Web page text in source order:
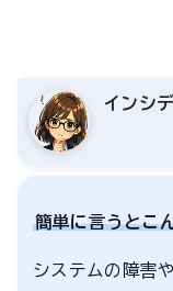
インシ
簡単に言うとこ
システムの障害